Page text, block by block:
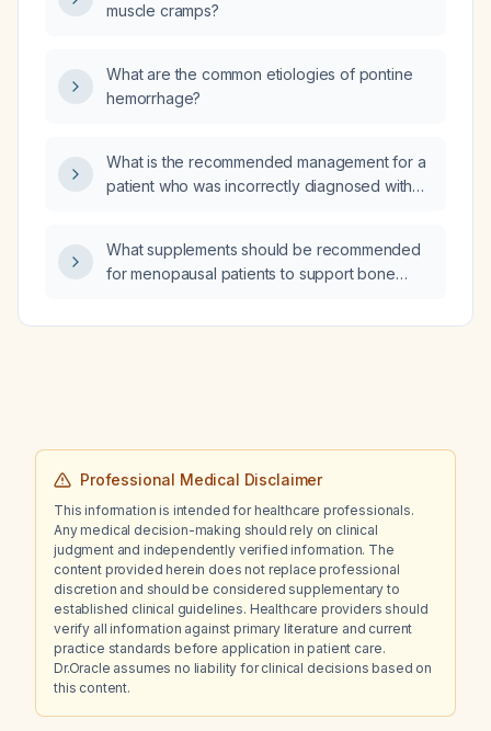
muscle cramps?
What are the common etiologies of pontine
hemorrhage?
What is the recommended management for a
patient who was incorrectly diagnosed with
What supplements should be recommended
for menopausal patients to support bone
Professional Medical Disclaimer
This information is intended for healthcare professionals.
Any medical decision-making should rely on clinical
judgment and independently verified information. The
content provided herein does not replace professional
discretion and should be considered supplementary to
established clinical guidelines. Healthcare providers should
verify all information against primary literature and current
practice standards before application in patient care.
Dr.Oracle assumes no liability for clinical decisions based on
this content.